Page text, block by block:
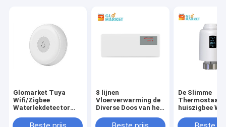
Glomarket Tuya
Wifi/Zigbee
Waterlekdetector
Telefoon
8 lijnen
Vloerverwarming de
Diverse Doos van het
voor Water
De Slimme
Thermostaat
huiszigbee